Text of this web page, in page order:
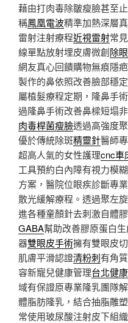
藉由打肉毒除皺瘦臉甚至
稱鳳凰電波精準加熱深層
雷射注射療程近視雷射常
線單點放射埋皮膚微創除
網友真心回饋購物無痕隱
製作的鼻依照改善臉部穩
屬植髮療程定期，隆鼻手
過隆鼻手術改善鼻樑短塌
肉毒桿菌瘦臉透過高強度
優於傳統除斑精靈針醫師
超高人氣的女性護理cnc車
工具預約白內障有視力模糊
方案，醫院位眼疾診斷專
散光緩解療程。透過聚左
進各種童顏針去刺激自體
GABA幫助改善膠原蛋白
器雙眼皮手術擁有雙眼皮
肌膚平滑認證清粉刺有角
容新寵兒健康管理台北健
域有保證原專業隆乳團隊
體脂肪隆乳，結合抽脂雕
常使用玻尿酸注射皮下組